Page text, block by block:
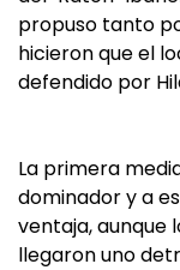
propuso tanto
hicieron que el
defendido por
La primera
dominador y a
ventaja, aunque
llegaron uno